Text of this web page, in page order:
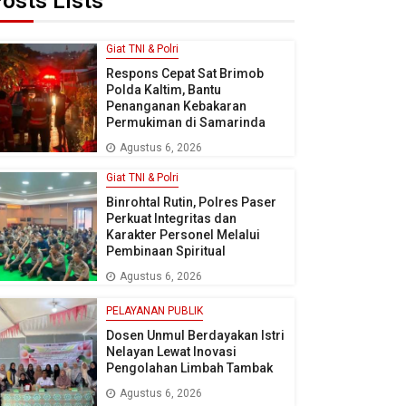
Giat TNI & Polri
Respons Cepat Sat Brimob
Polda Kaltim, Bantu
Penanganan Kebakaran
Permukiman di Samarinda
Agustus 6, 2026
Giat TNI & Polri
Binrohtal Rutin, Polres Paser
Perkuat Integritas dan
Karakter Personel Melalui
Pembinaan Spiritual
Agustus 6, 2026
PELAYANAN PUBLIK
Dosen Unmul Berdayakan Istri
Nelayan Lewat Inovasi
Pengolahan Limbah Tambak
Agustus 6, 2026